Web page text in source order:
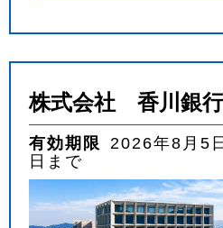
株式会社 香川銀行
有効期限
2026年8月5
日まで